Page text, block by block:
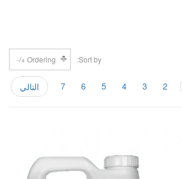
Sort by
Ordering +/-
2
3
4
5
6
7 التالي